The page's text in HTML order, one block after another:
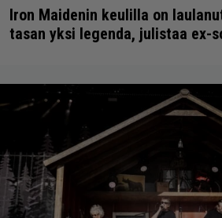
Iron Maidenin keulilla on
tasan yksi legenda, julistaa ex-